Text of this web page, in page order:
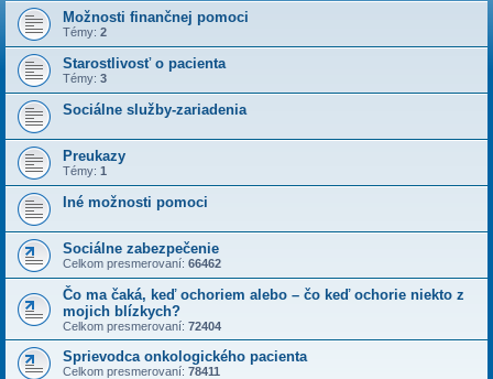
Možnosti finančnej pomoci
Témy: 2
Starostlivosť o pacienta
Témy: 3
Sociálne služby-zariadenia
Preukazy
Témy: 1
Iné možnosti pomoci
Sociálne zabezpečenie
Celkom presmerovaní: 66462
Čo ma čaká, keď ochoriem alebo – čo keď ochorie niekto z
mojich blízkych?
Celkom presmerovaní: 72404
Sprievodca onkologického pacienta
Celkom presmerovaní: 78411